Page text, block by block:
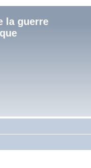
la guerre